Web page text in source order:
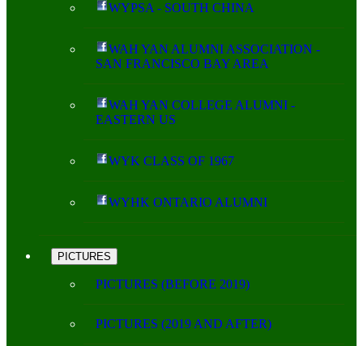
WYPSA - SOUTH CHINA
WAH YAN ALUMNI ASSOCIATION -
SAN FRANCISCO BAY AREA
WAH YAN COLLEGE ALUMNI -
EASTERN US
WYK CLASS OF 1967
WYHK ONTARIO ALUMNI
PICTURES
PICTURES (BEFORE 2019)
PICTURES (2019 AND AFTER)